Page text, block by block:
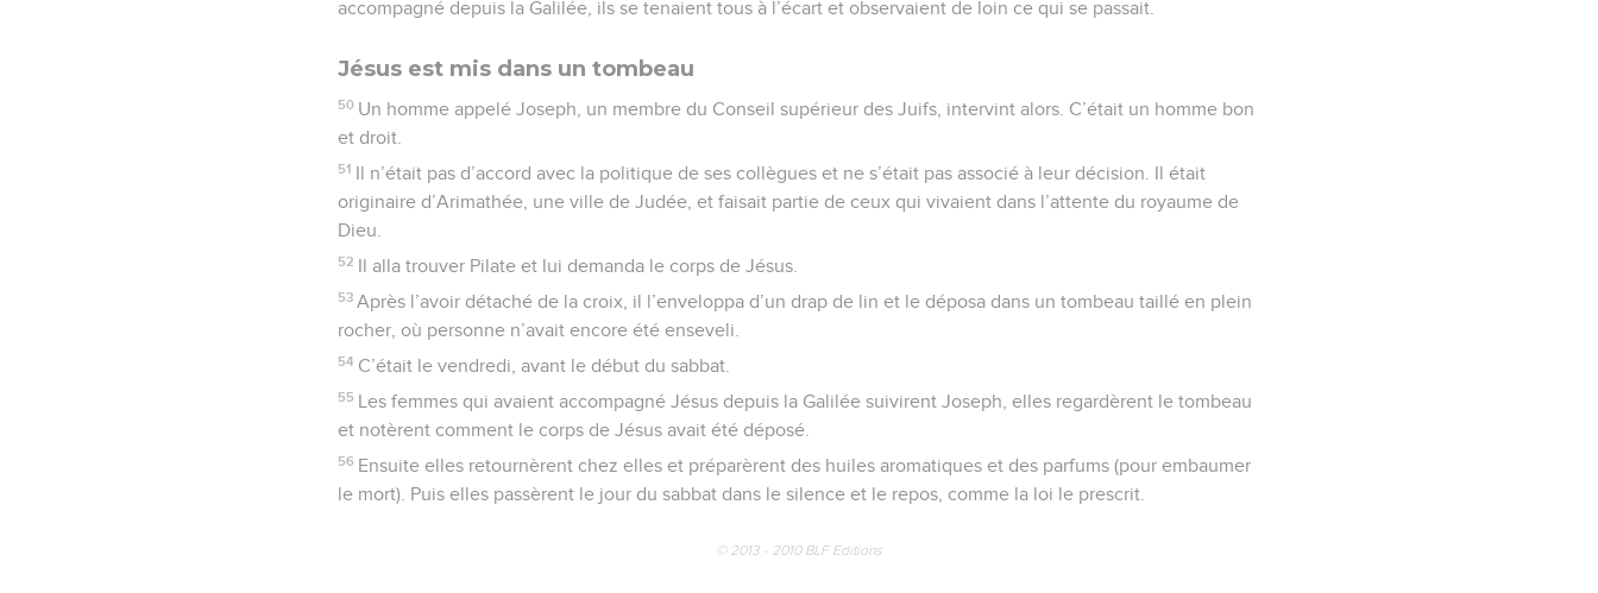
accompagné depuis la Galilée, ils se tenaient tous à l’écart et observaient de loin ce qui se passait.
Jésus est mis dans un tombeau
50 Un homme appelé Joseph, un membre du Conseil supérieur des Juifs, intervint alors. C’était un homme bon
et droit.
51 Il n’était pas d’accord avec la politique de ses collègues et ne s’était pas associé à leur décision. Il était
originaire d’Arimathée, une ville de Judée, et faisait partie de ceux qui vivaient dans l’attente du royaume de
Dieu.
52 Il alla trouver Pilate et lui demanda le corps de Jésus.
53 Après l’avoir détaché de la croix, il l’enveloppa d’un drap de lin et le déposa dans un tombeau taillé en plein
rocher, où personne n’avait encore été enseveli.
54 C’était le vendredi, avant le début du sabbat.
55 Les femmes qui avaient accompagné Jésus depuis la Galilée suivirent Joseph, elles regardèrent le tombeau
et notèrent comment le corps de Jésus avait été déposé.
56 Ensuite elles retournèrent chez elles et préparèrent des huiles aromatiques et des parfums (pour embaumer
le mort). Puis elles passèrent le jour du sabbat dans le silence et le repos, comme la loi le prescrit.
© 2013 - 2010 BLF Editions